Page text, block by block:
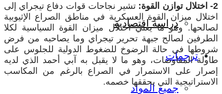
دراسة اقتصادية
ترجمات
جميع المواد
2- اختلال توازن القوة:
تشير نجاحات قوات دفاع تيجراي إلى
اختلال ميزان القوة العسكرية في مناطق الصراع الإثيوبية
لصالحها. وهو ما يعني اختلال ميزان القوة السياسية لكلا
الطرفين لصالح جبهة تحرير تيجراي وما يصاحبه من فرض
شروطها في حالة الرضوخ للضغوط الدولية للجلوس على
طاولة المفاوضات، وهو ما لا يقبل به آبي أحمد الذي لديه
إصرار على الاستمرار في الصراع بالرغم من المكاسب
الاستراتيجية التي يحققها خصمه.